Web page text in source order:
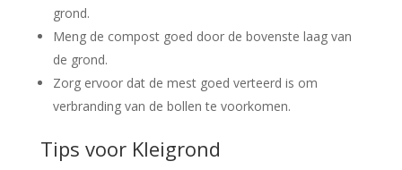
grond.
Meng de compost goed door de bovenste laag van
de grond.
Zorg ervoor dat de mest goed verteerd is om
verbranding van de bollen te voorkomen.
Tips voor Kleigrond